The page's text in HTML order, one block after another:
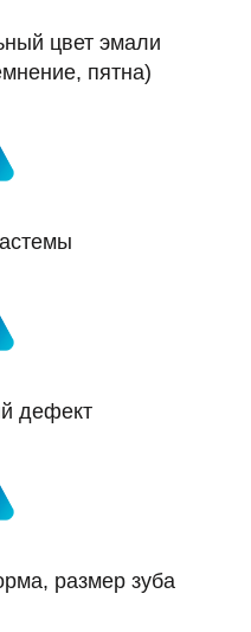
цвет эмали
пятна)
дефект
размер зуба